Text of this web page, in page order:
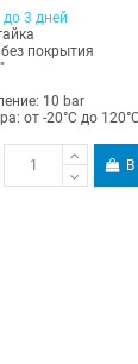
3 дней
покрытия
10 bar
от -20°C до 120°C